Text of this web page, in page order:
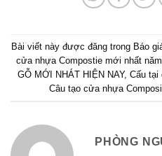
Bài viết này được đăng trong Báo
cửa nhựa Compostie mới nhất
GỖ MỚI NHÁT HIỆN NAY, Cấu tại
Câu tạo cửa nhựa
PHÒNG